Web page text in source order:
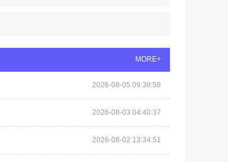
MORE+
2026-08-05 09:38:58
2026-08-03 04:40:37
2026-08-02 13:34:51